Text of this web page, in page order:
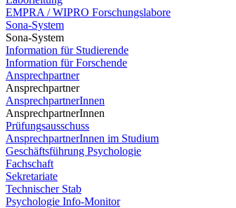
EMPRA / WIPRO Forschungslabore
Sona-System
Sona-System
Information für Studierende
Information für Forschende
Ansprechpartner
Ansprechpartner
AnsprechpartnerInnen
AnsprechpartnerInnen
Prüfungsausschuss
AnsprechpartnerInnen im Studium
Geschäftsführung Psychologie
Fachschaft
Sekretariate
Technischer Stab
Psychologie Info-Monitor